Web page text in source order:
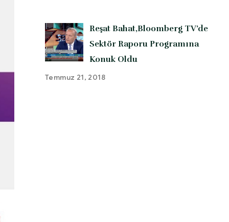
Reşat Bahat,Bloomberg TV’de
Sektör Raporu Programına
Konuk Oldu
Temmuz 21, 2018